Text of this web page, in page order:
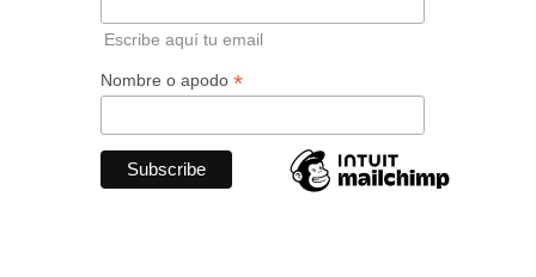
Escribe aquí tu email
Nombre o apodo *